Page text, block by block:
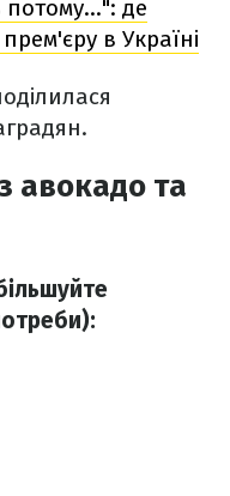
потому…": де
в Україні
авокадо та